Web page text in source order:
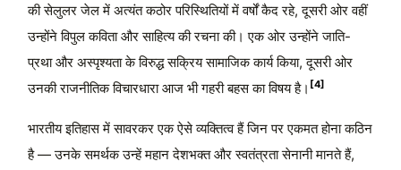
की सेलुलर जेल में अत्यंत कठोर परिस्थितियों में वर्षों कैद रहे, दूसरी ओर वहीं
उन्होंने विपुल कविता और साहित्य की रचना की। एक ओर उन्होंने जाति-
प्रथा और अस्पृश्यता के विरुद्ध सक्रिय सामाजिक कार्य किया, दूसरी ओर
उनकी राजनीतिक विचारधारा आज भी गहरी बहस का विषय है। [4]
भारतीय इतिहास में सावरकर एक ऐसे व्यक्तित्व हैं जिन पर एकमत होना कठिन
है — उनके समर्थक उन्हें महान देशभक्त और स्वतंत्रता सेनानी मानते हैं,